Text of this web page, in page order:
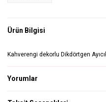
Ürün Bilgisi
Kahverengi dekorlu Dikdörtgen
Yorumlar